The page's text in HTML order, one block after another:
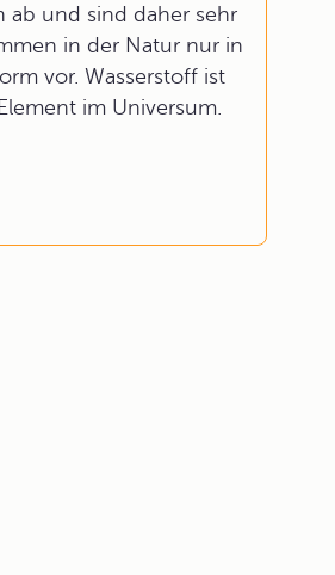
ab und sind daher sehr
in der Natur nur in
vor. Wasserstoff ist
im Universum.